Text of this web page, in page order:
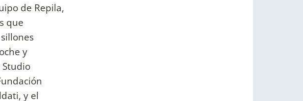
de Repila,
que
y
y el